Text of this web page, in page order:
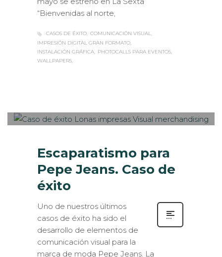
“Bienvenidas al norte,
IMPRESIÓN DIGITAL GRAN FORMATO
INSTALACIÓN GRÁFICA PHOTOCALLS PARA EVENTOS
WALLPAPERS
Escaparatismo para
Pepe Jeans. Caso de
éxito
casos de éxito ha sido el
desarrollo de elementos de
comunicación visual para la
marca de moda Pepe Jeans. La